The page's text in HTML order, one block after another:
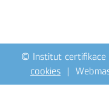
© Institut certifikace
cookies |